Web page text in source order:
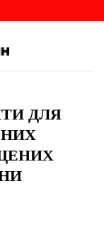
ДЛЯ